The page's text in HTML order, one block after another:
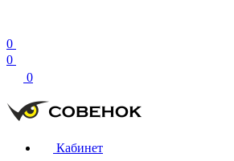
0
0
0
Кабинет